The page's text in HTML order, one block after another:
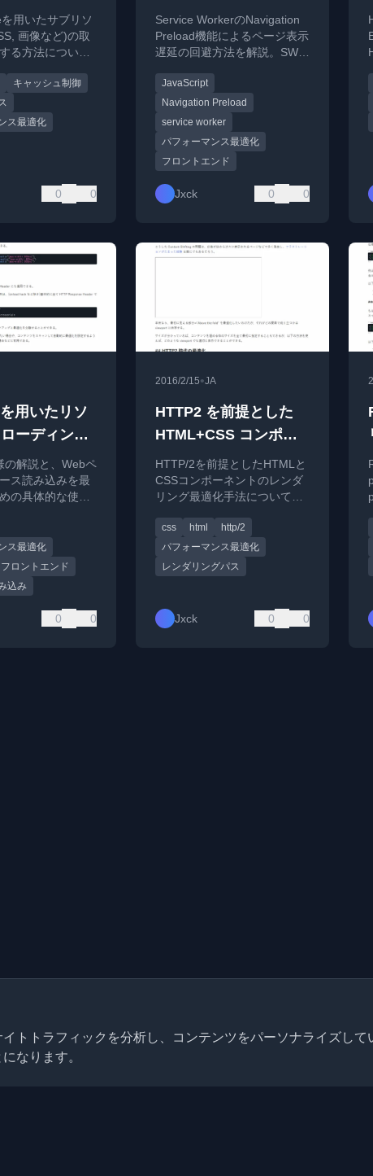
用いたサブリソ
画像など)の取
る方法につい
キャッシュ制御
ス最適化
0 0
よる表示遅延回避
Service WorkerのNavigation
Preload機能によるページ表示
遅延の回避方法を解説。SW起
を並行処理。
JavaScript
Navigation Preload
service worker
パフォーマンス最適化
フロントエンド
Jxck 0 0
用いたリソ
ーディング
の解説と、Webペ
ス読み込みを最
の具体的な使用
ス最適化
フロントエンド
込み
0 0
2016/2/15•JA
HTTP2 を前提とした
HTML+CSS コンポー
ネントのレンダリング
パス最適化について
HTTP/2を前提としたHTMLと
CSSコンポーネントのレンダ
リング最適化手法について解
ロック問題の解決策を提案。
css html
http/2
パフォーマンス最適化
レンダリングパス
Jxck 0 0
トトラフィックを分析し、コンテンツをパーソナライズして
なります。